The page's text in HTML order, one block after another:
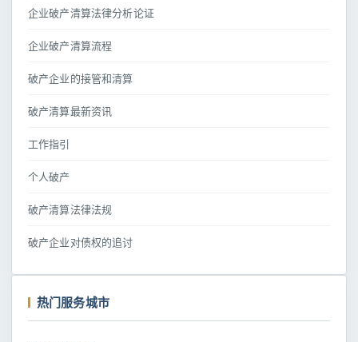
企业破产清算法律分析论证
企业破产清算流程
破产企业的接管和清算
破产清算最新资讯
工作指引
个人破产
破产清算法律法规
破产企业对债权的追讨
热门服务城市